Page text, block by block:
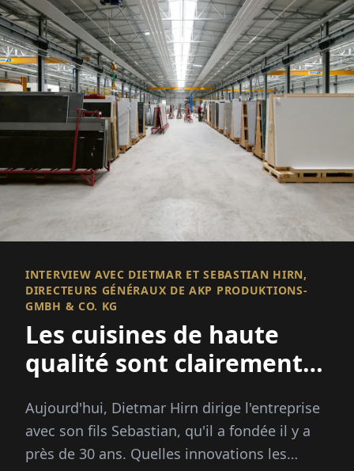
INTERVIEW AVEC DIETMAR ET SEBASTIAN HIRN,
DIRECTEURS GÉNÉRAUX DE AKP PRODUKTIONS-
GMBH & CO. KG
Les cuisines de haute
qualité sont clairement
Aujourd'hui, Dietmar Hirn dirige l'entreprise
avec son fils Sebastian, qu'il a fondée il y a
près de 30 ans. Quelles innovations les